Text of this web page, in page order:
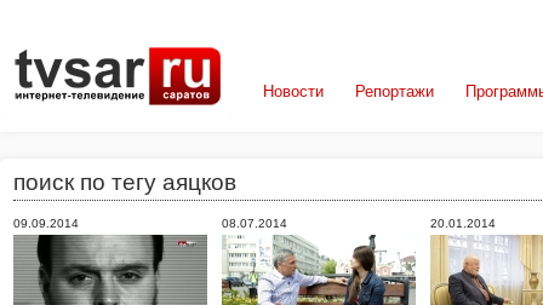
Новости Репортажи
поиск по тегу аяцков
09.09.2014 08.07.2014 20.01.2014